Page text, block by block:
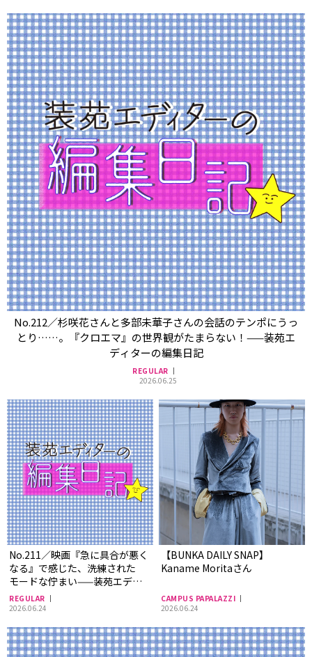
No.212／杉咲花さんと多部未華子さんの会話のテンポにうっ
とり……。『クロエマ』の世界観がたまらない！——装苑エ
ディターの編集日記
REGULAR
2026.06.25
No.211／映画『急に具合が悪く
なる』で感じた、洗練された
モードな佇まい——装苑エディ
ターの編集日記
REGULAR
2026.06.24
【BUNKA DAILY SNAP】
Kaname Moritaさん
CAMPUS PAPALAZZI
2026.06.24